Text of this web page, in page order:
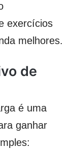
exercícios
melhores.
de
é uma
ganhar